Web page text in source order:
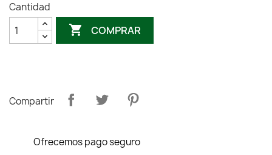
Cantidad
 COMPRAR
Compartir
Ofrecemos pago seguro